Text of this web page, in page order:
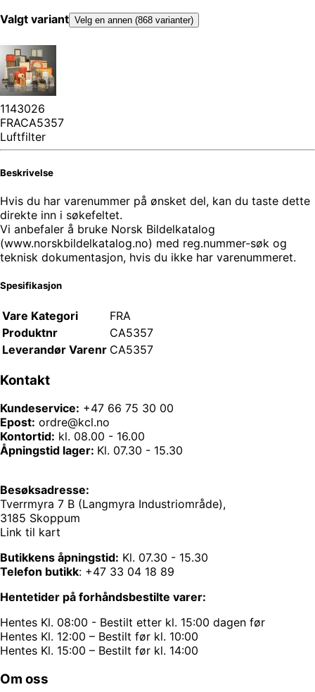
Valgt variant Velg en annen (868 varianter)
1143026
FRACA5357
Luftfilter
Beskrivelse
Hvis du har varenummer på ønsket del, kan du taste dette
direkte inn i søkefeltet.
Vi anbefaler å bruke Norsk Bildelkatalog
(www.norskbildelkatalog.no) med reg.nummer-søk og
teknisk dokumentasjon, hvis du ikke har varenummeret.
Spesifikasjon
Vare Kategori
FRA
Produktnr
CA5357
Leverandør Varenr CA5357
Kontakt
Kundeservice: +47 66 75 30 00
Epost: ordre@kcl.no
Kontortid: kl. 08.00 - 16.00
Åpningstid lager: Kl. 07.30 - 15.30
Besøksadresse:
Tverrmyra 7 B (Langmyra Industriområde),
3185 Skoppum
Link til kart
Butikkens åpningstid: Kl. 07.30 - 15.30
Telefon butikk: +47 33 04 18 89
Hentetider på forhåndsbestilte varer:
Hentes Kl. 08:00 - Bestilt etter kl. 15:00 dagen før
Hentes Kl. 12:00 – Bestilt før kl. 10:00
Hentes Kl. 15:00 – Bestilt før kl. 14:00
Om oss